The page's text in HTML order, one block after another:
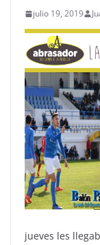
julio 19, 2019
jueves les